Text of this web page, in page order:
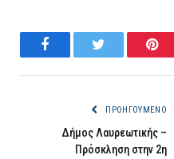
FacebookTwitter
ΠΡΟΗΓΟΎΜΕΝΟ
Δήμος Λαυρεωτικής –
Πρόσκληση στην 2η